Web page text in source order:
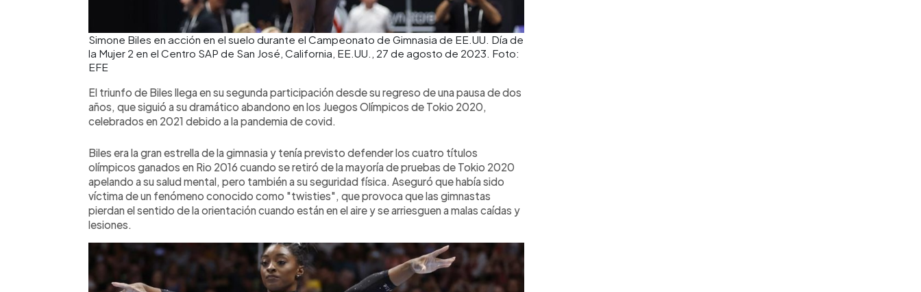
Simone Biles en acción en el suelo durante el Campeonato de Gimnasia de EE.UU. Día de
la Mujer 2 en el Centro SAP de San José, California, EE.UU., 27 de agosto de 2023. Foto:
EFE
El triunfo de Biles llega en su segunda participación desde su regreso de una pausa de dos
años, que siguió a su dramático abandono en los Juegos Olímpicos de Tokio 2020,
celebrados en 2021 debido a la pandemia de covid.
Biles era la gran estrella de la gimnasia y tenía previsto defender los cuatro títulos
olímpicos ganados en Rio 2016 cuando se retiró de la mayoría de pruebas de Tokio 2020
apelando a su salud mental, pero también a su seguridad física. Aseguró que había sido
víctima de un fenómeno conocido como "twisties", que provoca que las gimnastas
pierdan el sentido de la orientación cuando están en el aire y se arriesguen a malas caídas y
lesiones.